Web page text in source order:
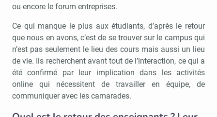
ou encore le forum entreprises.
Ce qui manque le plus aux étudiants, d’après le retour
que nous en avons, c’est de se trouver sur le campus qui
n’est pas seulement le lieu des cours mais aussi un lieu
de vie. Ils recherchent avant tout de l’interaction, ce qui a
été confirmé par leur implication dans les activités
online qui nécessitent de travailler en équipe, de
communiquer avec les camarades.